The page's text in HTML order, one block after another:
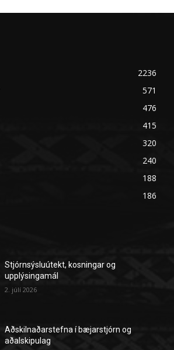
2236
571
476
415
320
240
188
186
Stjórnsýsluútekt, kosningar og
upplýsingamál
2. júlí 2026
Aðskilnaðarstefna í bæjarstjórn og
aðalskipulag